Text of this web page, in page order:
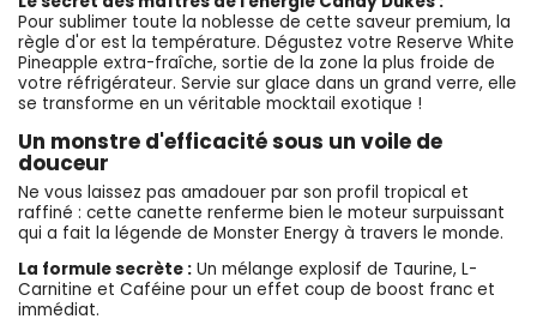
Pour sublimer toute la noblesse de cette saveur premium, la
règle d'or est la température. Dégustez votre Reserve White
Pineapple extra-fraîche, sortie de la zone la plus froide de
votre réfrigérateur. Servie sur glace dans un grand verre, elle
se transforme en un véritable mocktail exotique !
Un monstre d'efficacité sous un voile de
douceur
Ne vous laissez pas amadouer par son profil tropical et
raffiné : cette canette renferme bien le moteur surpuissant
qui a fait la légende de Monster Energy à travers le monde.
La formule secrète : Un mélange explosif de Taurine, L-
Carnitine et Caféine pour un effet coup de boost franc et
immédiat.